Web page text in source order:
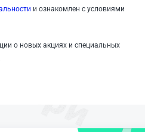
и ознакомлен с условиями
о новых акциях и специальных